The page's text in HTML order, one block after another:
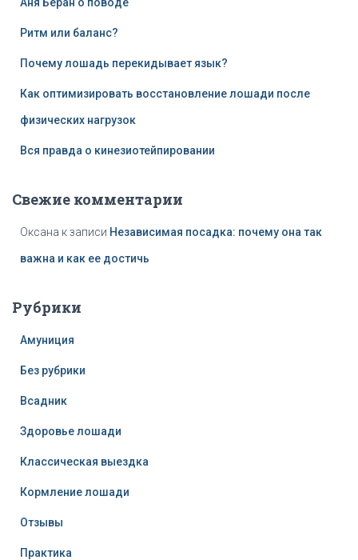
Ритм или баланс?
Почему лошадь перекидывает язык?
Как оптимизировать восстановление лошади после
физических нагрузок
Вся правда о кинезиотейпировании
Свежие комментарии
Оксана к записи Независимая посадка: почему она так
важна и как ее достичь
Рубрики
Амуниция
Без рубрики
Всадник
Здоровье лошади
Классическая выездка
Кормление лошади
Отзывы
Практика